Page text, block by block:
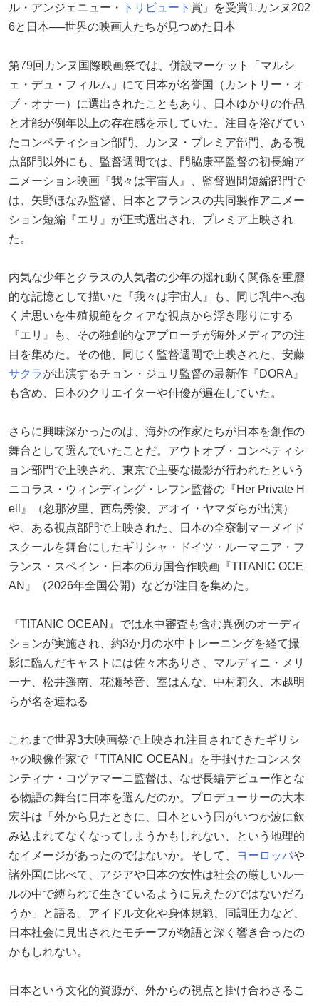
ル・アンジェニュー・
トリビュート 賞」を受賞1.カンヌ202
6と日本──世界の映画人たちが見つめた日本
第79回カンヌ国際映画祭では、併設マーケット「マルシ
ェ・デュ・フィルム」にて日本が名誉国（カントリー・オ
ブ・オナー）に選出されたこともあり、日本ゆかりの作品
と才能が例年以上の存在感を示していた。注目を浴びてい
たコンペティション部門、カンヌ・プレミア部門、ある視
点部門以外にも、監督週間では、門脇康平監督の初長編ア
ニメーション映画『我々は宇宙人』、監督週間短編部門で
は、矢野ほなみ監督、日本とフランスの共同製作アニメー
ション短編『エリ』が正式選出され、プレミア上映され
た。
内気な少年とクラスの人気者の少年の揺れ動く関係を重層
的な記憶として描いた『我々は宇宙人』も、同じ乳牛へ抱
く片思いを生殖規範をクィアな視点から浮き彫りにする
『エリ』も、その独創的なアプローチが海外メディアの注
目を集めた。その他、同じく監督週間で上映された、安藤
サクラが出演するチョン・ジュリ監督の最新作『DORA』
も含め、日本のクリエイターや俳優が遍在していた。
さらに興味深かったのは、海外の作家たちが日本を創作の
舞台として選んでいたことだ。アウトオブ・コンペティシ
ョン部門で上映され、東京で主要な撮影が行われたという
ニコラス・ウィンディング・レフン監督の『Her Private H
ell』（忽那汐里、西島秀俊、アオイ・ヤマダらが出演）
や、ある視点部門で上映された、日本の全寮制マーメイド
スクールを舞台にしたギリシャ・ドイツ・ルーマニア・フ
ランス・スペイン・日本の6カ国合作映画『TITANIC OCE
AN』（2026年全国公開）などが注目を集めた。
『TITANIC OCEAN』では水中審査も含む異例のオーディ
ションが実施され、約3か月の水中トレーニングを経て撮
影に臨んだキャストには佐々木ありさ、マルディニ・メリ
ーナ、松井遥南、花瀬琴音、室はんな、中村莉久、木越明
らが名を連ねる
これまで世界3大映画祭で上映され注目されてきたギリシ
ャの映像作家で『TITANIC OCEAN』を手掛けたコンスタ
ンティナ・コヅァマーニ監督は、なぜ長編デビュー作とな
る物語の舞台に日本を選んだのか。プロデューサーの大木
宏斗は「外から見たときに、日本という国がいつか波に飲
み込まれてなくなってしまうかもしれない、という地理的
なイメージがあったのではないか。そして、
ヨーロッパや
諸外国に比べて、アジアや日本の女性は社会の厳しいルー
ルの中で縛られて生きているように見えたのではないだろ
うか」と語る。アイドル文化や身体規範、同調圧力など、
日本社会に見出されたモチーフが物語と深く響き合ったの
かもしれない。
日本という文化的資源が、外からの視点と掛け合わさるこ